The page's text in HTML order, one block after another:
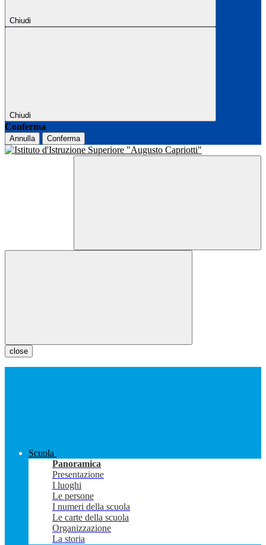
Chiudi
Chiudi
Conferma
Annulla Conferma
close
Scuola
Panoramica
Presentazione
I luoghi
Le persone
I numeri della scuola
Le carte della scuola
Organizzazione
La storia